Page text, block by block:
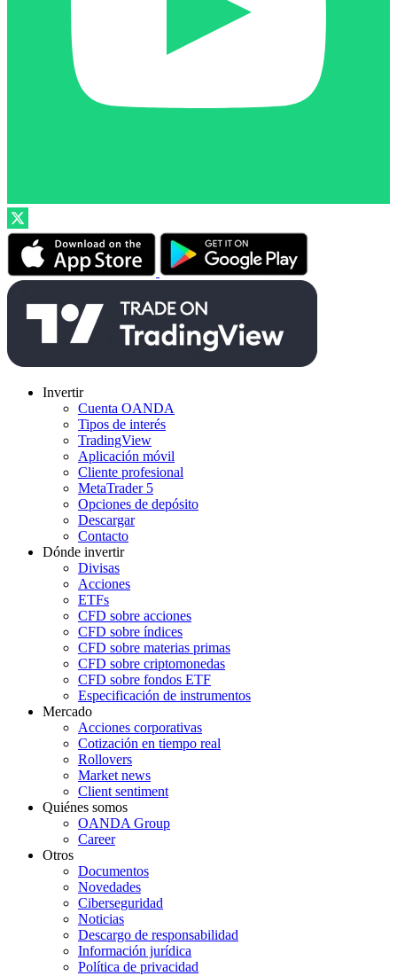
Invertir
Cuenta OANDA
Tipos de interés
TradingView
Aplicación móvil
Cliente profesional
MetaTrader 5
Opciones de depósito
Descargar
Contacto
Dónde invertir
Divisas
Acciones
ETFs
CFD sobre acciones
CFD sobre índices
CFD sobre materias primas
CFD sobre criptomonedas
CFD sobre fondos ETF
Especificación de instrumentos
Mercado
Acciones corporativas
Cotización en tiempo real
Rollovers
Market news
Client sentiment
Quiénes somos
OANDA Group
Career
Otros
Documentos
Novedades
Ciberseguridad
Noticias
Descargo de responsabilidad
Información jurídica
Política de privacidad